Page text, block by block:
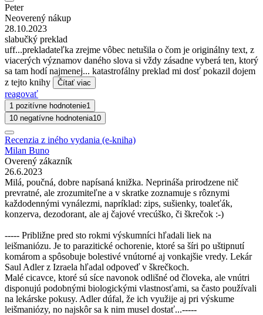
Peter
Neoverený nákup
28.10.2023
slabučký preklad
uff...prekladateľka zrejme vôbec netušila o čom je originálny text, z
viacerých významov daného slova si vždy zásadne vyberá ten, ktorý
sa tam hodí najmenej... katastrofálny preklad mi dosť pokazil dojem
z tejto knihy
Čítať viac
reagovať
1 pozitívne hodnotenie1
10 negatívne hodnotenia10
Recenzia z iného vydania (e-kniha)
Milan Buno
Overený zákazník
26.6.2023
Milá, poučná, dobre napísaná knižka. Neprináša prirodzene nič
prevratné, ale zrozumiteľne a v skratke zoznamuje s rôznymi
každodennými vynálezmi, napríklad: zips, sušienky, toaleťák,
konzerva, dezodorant, ale aj čajové vrecúško, či škrečok :-)
----- Približne pred sto rokmi výskumníci hľadali liek na
leišmaniózu. Je to parazitické ochorenie, ktoré sa šíri po uštipnutí
komárom a spôsobuje bolestivé vnútorné aj vonkajšie vredy. Lekár
Saul Adler z Izraela hľadal odpoveď v škrečkoch.
Malé cicavce, ktoré sú síce navonok odlišné od človeka, ale vnútri
disponujú podobnými biologickými vlastnosťami, sa často používali
na lekárske pokusy. Adler dúfal, že ich využije aj pri výskume
leišmaniózy, no najskôr sa k nim musel dostať...-----